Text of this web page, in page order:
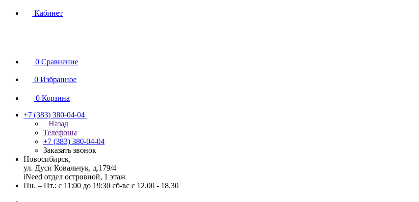
Кабинет
0 Сравнение
0 Избранное
0 Корзина
+7 (383) 380-04-04
Назад
Телефоны
+7 (383) 380-04-04
Заказать звонок
Новосибирск,
ул. Дуси Ковальчук, д.179/4
iNeed отдел островной, 1 этаж
Пн. – Пт.: с 11:00 до 19:30 сб-вс с 12.00 - 18.30